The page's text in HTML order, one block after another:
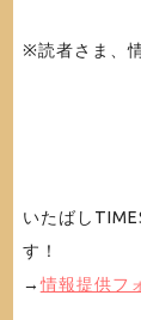
※読者さま、
いたばし
す！
→情報提供フ